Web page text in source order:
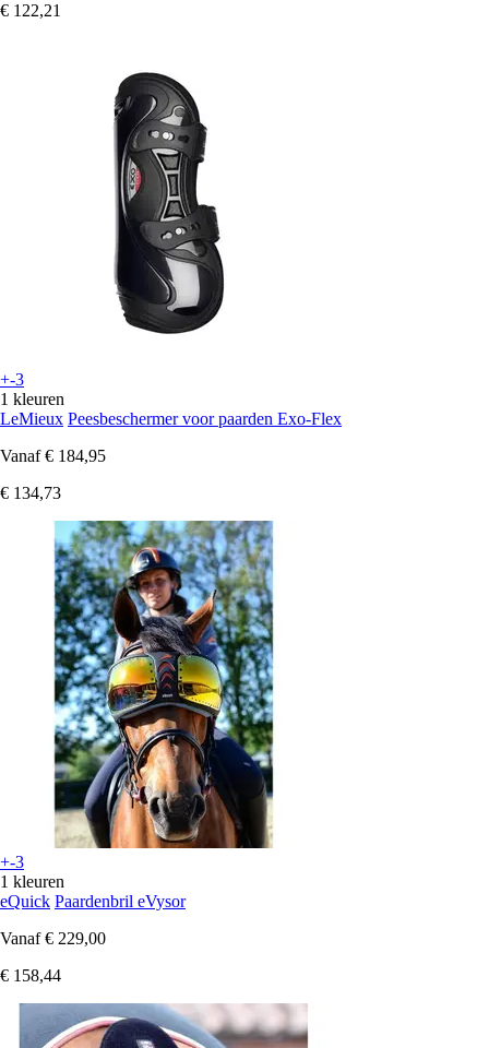
€ 122,21
+-3
1 kleuren
LeMieux Peesbeschermer voor paarden Exo-Flex
Vanaf € 184,95
€ 134,73
+-3
1 kleuren
eQuick Paardenbril eVysor
Vanaf € 229,00
€ 158,44